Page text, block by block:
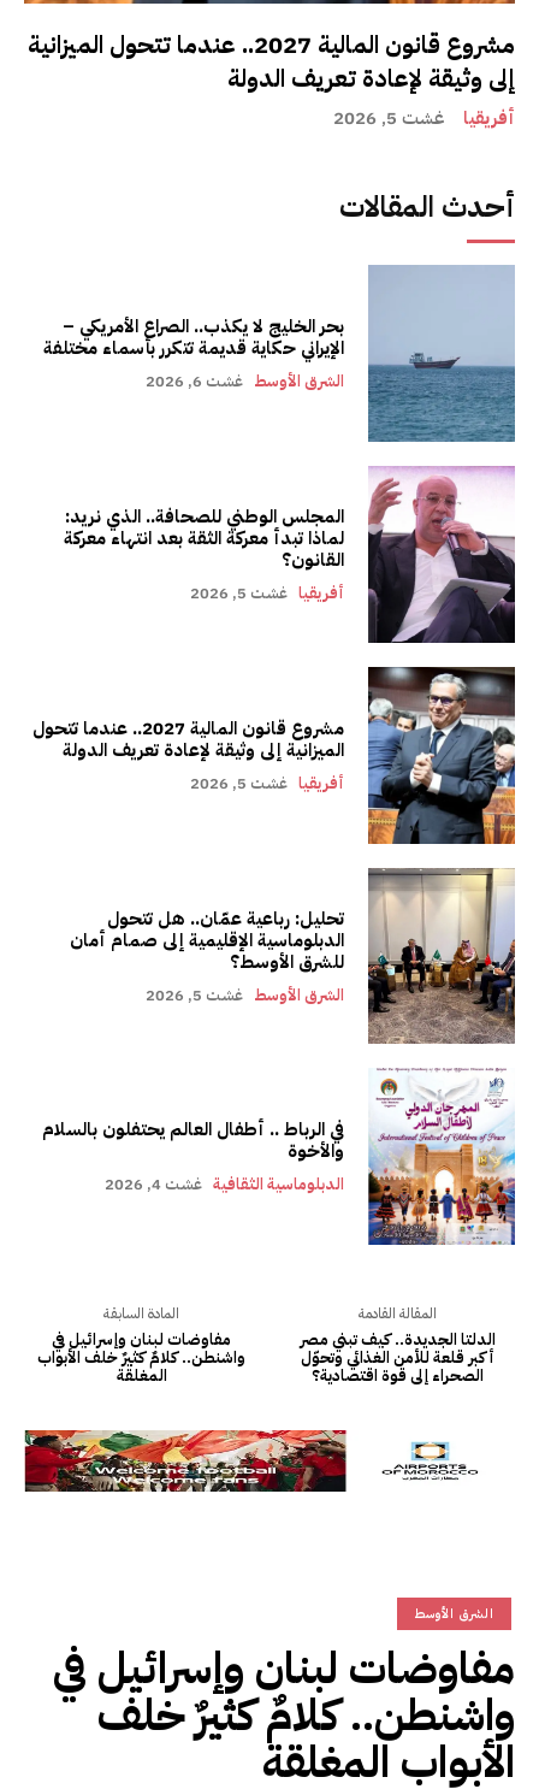
مشروع قانون المالية 2027.. عندما تتحول الميزانية
إلى وثيقة لإعادة تعريف الدولة
أفريقيا غشت 5, 2026
أحدث المقالات
بحر الخليج لا يكذب.. الصراع الأمريكي –
الإيراني حكاية قديمة تتكرر بأسماء مختلفة
الشرق الأوسط غشت 6, 2026
المجلس الوطني للصحافة.. الذي نريد:
لماذا تبدأ معركة الثقة بعد انتهاء معركة
القانون؟
أفريقيا غشت 5, 2026
مشروع قانون المالية 2027.. عندما تتحول
الميزانية إلى وثيقة لإعادة تعريف الدولة
أفريقيا غشت 5, 2026
تحليل: رباعية عمّان.. هل تتحول
الدبلوماسية الإقليمية إلى صمام أمان
للشرق الأوسط؟
الشرق الأوسط غشت 5, 2026
في الرباط .. أطفال العالم يحتفلون بالسلام
والأخوة
الدبلوماسية الثقافية غشت 4, 2026
المادة السابقة
مفاوضات لبنان وإسرائيل في
واشنطن.. كلامٌ كثيرٌ خلف الأبواب
المغلقة
المقالة القادمة
الدلتا الجديدة.. كيف تبني مصر
أكبر قلعة للأمن الغذائي وتحوّل
الصحراء إلى قوة اقتصادية؟